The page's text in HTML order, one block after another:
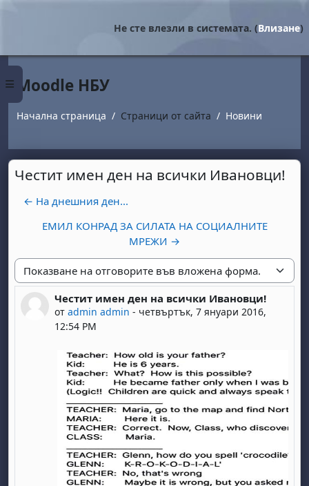
Страничен панел
Не сте влезли в системата. (Влизане)
Moodle НБУ
Начална страница Страници от сайта Новини
Честит имен ден на всички Ивановци!
← На днешния ден...
ЕМИЛ КОНРАД ЗА СИЛАТА НА СОЦИАЛНИТЕ
МРЕЖИ →
Начин на показване
Честит имен ден на всички Ивановци!
от admin admin - четвъртък, 7 януари 2016,
12:54 PM
Number of replies: 0